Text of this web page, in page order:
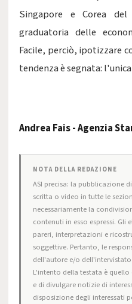
Singapore e Corea
graduatoria delle
Facile, perciò, ipotizzare
tendenza è segnata:
Andrea Fais - Agenzia
NOTA DELLA REDAZIONE
ASI precisa: la pubblicazione
scritta o video in tutte le
necessariamente la
contenuti in esso espressi.
pareri, interpretazioni e
soggettive. Pertanto, le
dell'autore e/o
L'intento della testata è
e di divulgare notizie di
disposizione degli interessati